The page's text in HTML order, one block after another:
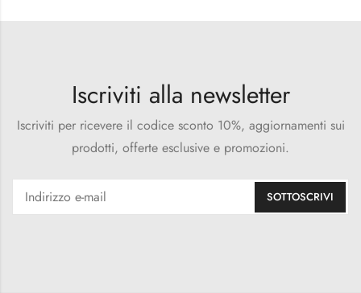
Iscriviti alla newsletter
Iscriviti per ricevere il codice sconto 10%, aggiornamenti sui
prodotti, offerte esclusive e promozioni.